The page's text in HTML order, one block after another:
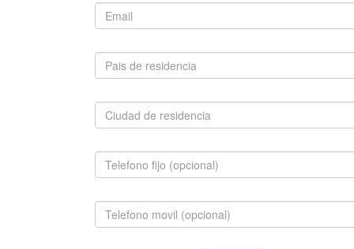
$1,500,000.00
INFORMACION